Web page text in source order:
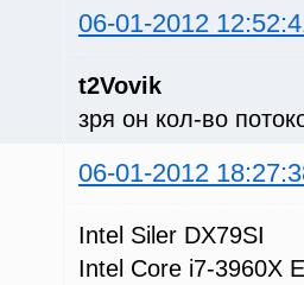
06-01-2012
t2Vovik
зря он кол-во
06-01-2012
Intel Siler DX79SI
Intel Core i7-3960X